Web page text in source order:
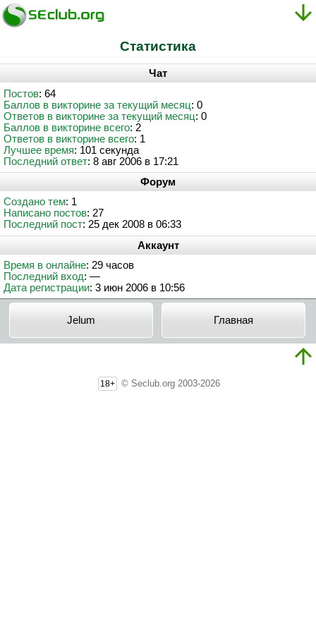
Статистика
Чат
Постов: 64
Баллов в викторине за текущий месяц: 0
Ответов в викторине за текущий месяц: 0
Баллов в викторине всего: 2
Ответов в викторине всего: 1
Лучшее время: 101 секунда
Последний ответ: 8 авг 2006 в 17:21
Форум
Создано тем: 1
Написано постов: 27
Последний пост: 25 дек 2008 в 06:33
Аккаунт
Время в онлайне: 29 часов
Последний вход: —
Дата регистрации: 3 июн 2006 в 10:56
Jelum Главная
18+ © Seclub.org 2003-2026